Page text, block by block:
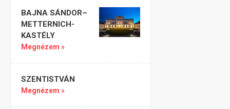
BAJNA SÁNDOR–
METTERNICH-
KASTÉLY
Megnézem »
SZENTISTVÁN
Megnézem »